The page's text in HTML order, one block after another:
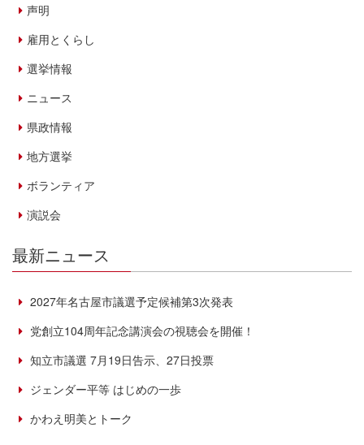
声明
雇用とくらし
選挙情報
ニュース
県政情報
地方選挙
ボランティア
演説会
最新ニュース
2027年名古屋市議選予定候補第3次発表
党創立104周年記念講演会の視聴会を開催！
知立市議選 7月19日告示、27日投票
ジェンダー平等 はじめの一歩
かわえ明美とトーク